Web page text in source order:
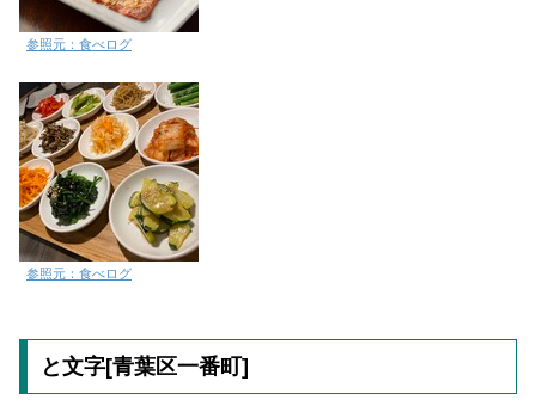
参照元：食べログ
参照元：食べログ
と文字[青葉区一番町]